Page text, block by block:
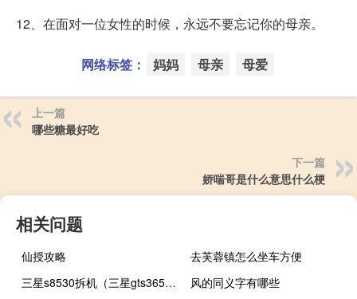
12、在面对一位女性的时候，永远不要忘记你的母亲。
网络标签： 妈妈 母亲 母爱
上一篇
哪些糖最好吃
下一篇
娇喘哥是什么意思什么梗
相关问题
仙授攻略
去芙蓉镇怎么坐车方便
三星s8530拆机（三星gts3650c的拆机教程）
风的同义字有哪些